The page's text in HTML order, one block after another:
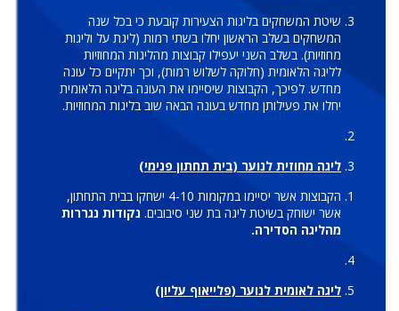
שיטת המשחקים בליגות הצעירות קובעת כי בכל שנה
המשחקים בשלב הראשון יחלו בשתי רמות (ליגת על וליגות
מחוזיות). בשלב השני יעפילו קבוצות מהליגות המחוזיות
לליגה הלאומית (חלוקה לשלוש רמות), וכך יתקיים כל עונה
מחדש. לפיכך, הקבוצות שיסיימו את העונה בליגה הלאומית
יחלו את פעילותן מחדש בעונה הבאה שוב בליגות המחוזיות.
ליגה מחוזית לנוער (בית תחתון פנימי)
הקבוצות אשר יסיימו במקומות 4-10 ישחקו בבית התחתון,
אשר ישוחק בשיטת ליגה בת שני סיבובים. נקודות נגררות
מהליגה הסדירה.
ליגה לאומית לנוער (פלייאוף עליון)